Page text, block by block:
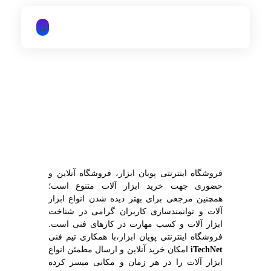
فروشگاه اینترنتی پویان ابزار، فروشگاه آنلاین و
حضوری جهت خرید ابزار آلات متنوع است؛
همچنین مرجعی برای بهتر دیده شدن انواع ابزار
آلات و توانمندسازی کاربران گرامی در شناخت
ابزار آلات و کسب مهارت در کارهای فنی است.
فروشگاه اینترنتی پویان ابزار،با همکاری تیم فنی
iTechNet
امکان خرید آنلاین و ارسال مطمئن انواع
ابزار آلات را در هر زمان و مکانی میسر کرده